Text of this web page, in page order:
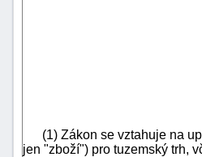
(1) Zákon se vztahuje na
jen "zboží") pro tuzemský trh,